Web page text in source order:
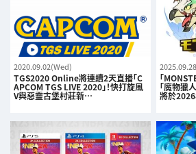
2020.09.02(Wed)
TGS2020 Online將連續2天直播「C
APCOM TGS LIVE 2020」！快打旋風
V與惡靈古堡村莊新…
「
「魔物獵
將於